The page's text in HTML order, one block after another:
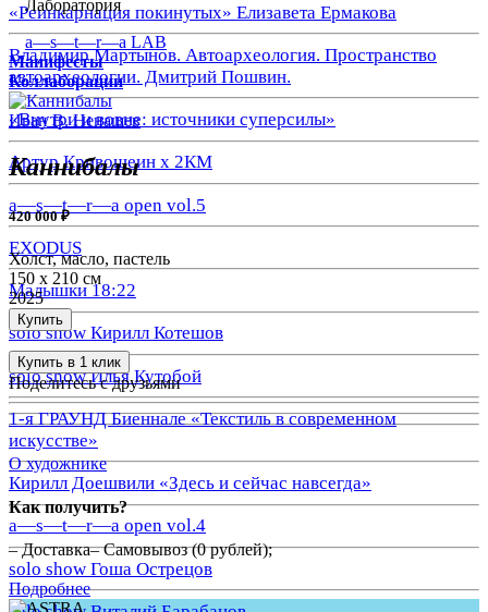
«Реинкарнация покинутых» Елизавета Ермакова
Владимир Мартынов. Автоархеология. Пространство
автоархеологии. Дмитрий Пошвин.
«Внутри и вовне: источники суперсилы»
Артур Кривошеин х 2КМ
a—s—t—r—a open vol.5
EXODUS
Малышки 18:22
solo show Кирилл Котешов
solo show Илья Кутобой
1-я ГРАУНД Биеннале «Текстиль в современном
искусстве»
Кирилл Доешвили «Здесь и сейчас навсегда»
a—s—t—r—a open vol.4
solo show Гоша Острецов
Лаборатория
a—s—t—r—a LAB
Манифесты
Коллаборации
Иван В. Ненашев
Каннибалы
420 000 ₽
Холст, масло, пастель
150 х 210 см
2025
Купить
Купить в 1 клик
Поделитесь с друзьями
О художнике
Как получить?
– Доставка– Самовывоз (0 рублей);
Подробнее